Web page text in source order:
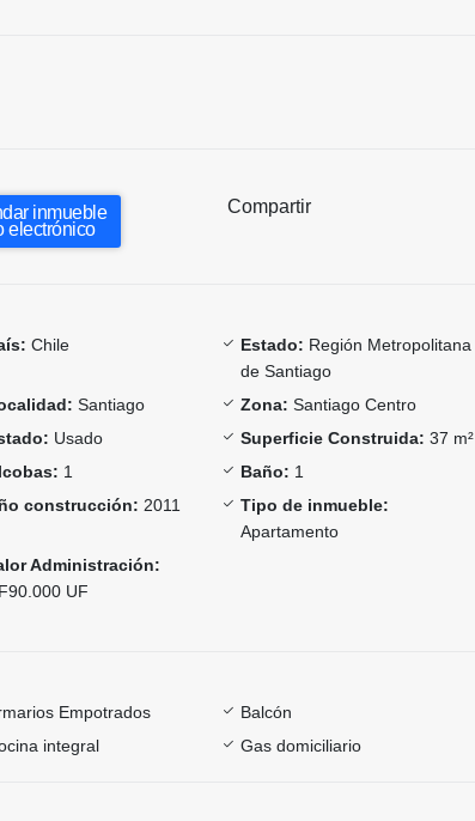
inmueble
electrónico
Compartir
Chile Estado: Región Metropolitana
de Santiago
Santiago Zona: Santiago Centro
Usado Superficie Construida: 37 m²
1 Baño: 1
construcción: 2011
Tipo de inmueble:
Apartamento
Administración:
UF
Empotrados Balcón
integral
Gas domiciliario